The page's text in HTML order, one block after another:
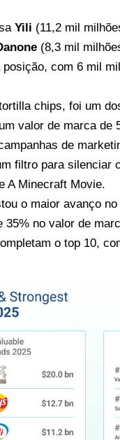
Yili (11,2 mil
(8,3 mil
posição, com 6 mil
chips, foi um
valor de marca
de
filtro para
A Minecraft Movie.
o maior avanço
no valor de
o top 10,